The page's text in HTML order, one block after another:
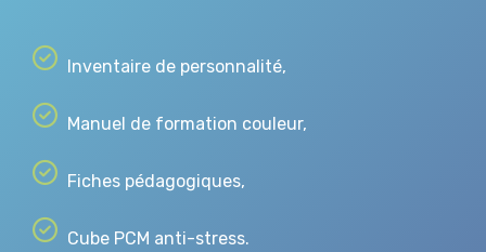
Inventaire de personnalité,
Manuel de formation couleur,
Fiches pédagogiques,
Cube PCM anti-stress.